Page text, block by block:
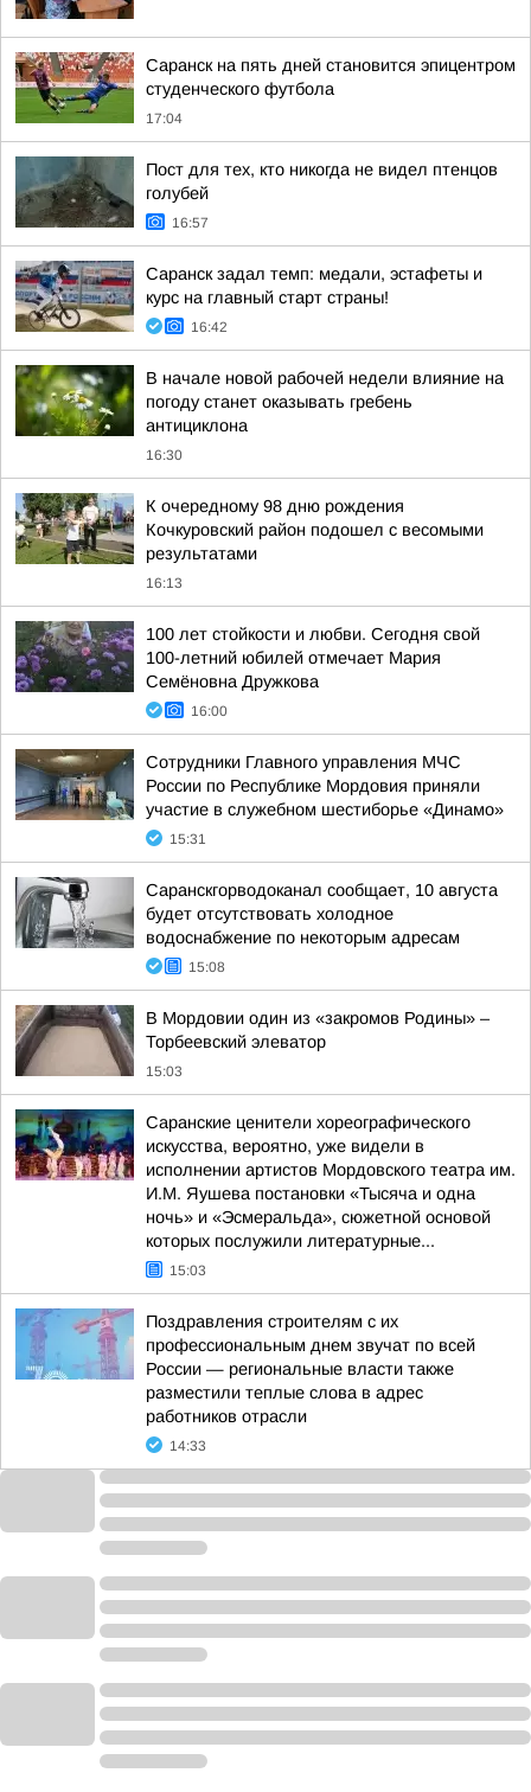
Саранск на пять дней становится эпицентром
студенческого футбола
17:04
Пост для тех, кто никогда не видел птенцов
голубей
16:57
Саранск задал темп: медали, эстафеты и
курс на главный старт страны!
16:42
В начале новой рабочей недели влияние на
погоду станет оказывать гребень
антициклона
16:30
К очередному 98 дню рождения
Кочкуровский район подошел с весомыми
результатами
16:13
100 лет стойкости и любви. Сегодня свой
100-летний юбилей отмечает Мария
Семёновна Дружкова
16:00
Сотрудники Главного управления МЧС
России по Республике Мордовия приняли
участие в служебном шестиборье «Динамо»
15:31
Саранскгорводоканал сообщает, 10 августа
будет отсутствовать холодное
водоснабжение по некоторым адресам
15:08
В Мордовии один из «закромов Родины» –
Торбеевский элеватор
15:03
Саранские ценители хореографического
искусства, вероятно, уже видели в
исполнении артистов Мордовского театра им.
И.М. Яушева постановки «Тысяча и одна
ночь» и «Эсмеральда», сюжетной основой
которых послужили литературные...
15:03
Поздравления строителям с их
профессиональным днем звучат по всей
России — региональные власти также
разместили теплые слова в адрес
работников отрасли
14:33